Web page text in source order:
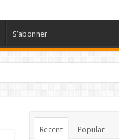
S’abonner
Recent Popular